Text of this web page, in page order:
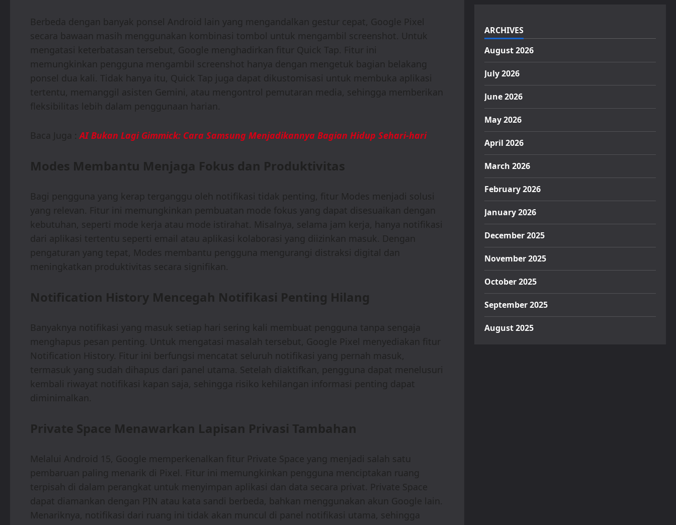
Berbeda dengan banyak ponsel Android lain yang mengandalkan gestur cepat, Google Pixel
secara bawaan masih menggunakan kombinasi tombol untuk mengambil screenshot. Untuk
mengatasi keterbatasan tersebut, Google menghadirkan fitur Quick Tap. Fitur ini
memungkinkan pengguna mengambil screenshot hanya dengan mengetuk bagian belakang
ponsel dua kali. Tidak hanya itu, Quick Tap juga dapat dikustomisasi untuk membuka aplikasi
tertentu, memanggil asisten Gemini, atau mengontrol pemutaran media, sehingga memberikan
fleksibilitas lebih dalam penggunaan harian.
Baca Juga :AI Bukan Lagi Gimmick: Cara Samsung Menjadikannya Bagian Hidup Sehari-hari
Modes Membantu Menjaga Fokus dan Produktivitas
Bagi pengguna yang kerap terganggu oleh notifikasi tidak penting, fitur Modes menjadi solusi
yang relevan. Fitur ini memungkinkan pembuatan mode fokus yang dapat disesuaikan dengan
kebutuhan, seperti mode kerja atau mode istirahat. Misalnya, selama jam kerja, hanya notifikasi
dari aplikasi tertentu seperti email atau aplikasi kolaborasi yang diizinkan masuk. Dengan
pengaturan yang tepat, Modes membantu pengguna mengurangi distraksi digital dan
meningkatkan produktivitas secara signifikan.
Notification History Mencegah Notifikasi Penting Hilang
Banyaknya notifikasi yang masuk setiap hari sering kali membuat pengguna tanpa sengaja
menghapus pesan penting. Untuk mengatasi masalah tersebut, Google Pixel menyediakan fitur
Notification History. Fitur ini berfungsi mencatat seluruh notifikasi yang pernah masuk,
termasuk yang sudah dihapus dari panel utama. Setelah diaktifkan, pengguna dapat menelusuri
kembali riwayat notifikasi kapan saja, sehingga risiko kehilangan informasi penting dapat
diminimalkan.
Private Space Menawarkan Lapisan Privasi Tambahan
Melalui Android 15, Google memperkenalkan fitur Private Space yang menjadi salah satu
pembaruan paling menarik di Pixel. Fitur ini memungkinkan pengguna menciptakan ruang
terpisah di dalam perangkat untuk menyimpan aplikasi dan data secara privat. Private Space
dapat diamankan dengan PIN atau kata sandi berbeda, bahkan menggunakan akun Google lain.
Menariknya, notifikasi dari ruang ini tidak akan muncul di panel notifikasi utama, sehingga
ARCHIVES
August 2026
July 2026
June 2026
May 2026
April 2026
March 2026
February 2026
January 2026
December 2025
November 2025
October 2025
September 2025
August 2025